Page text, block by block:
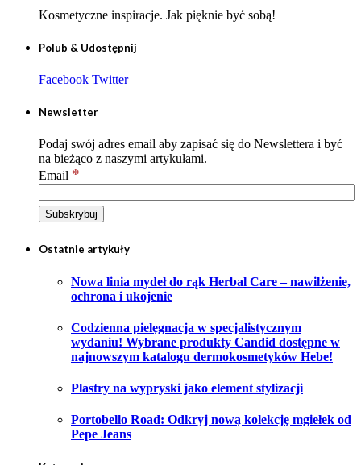
Kosmetyczne inspiracje. Jak pięknie być sobą!
Polub & Udostępnij
Facebook Twitter
Newsletter
Podaj swój adres email aby zapisać się do Newslettera i być
na bieżąco z naszymi artykułami.
Email *
Ostatnie artykuły
Nowa linia mydeł do rąk Herbal Care – nawilżenie,
ochrona i ukojenie
Codzienna pielęgnacja w specjalistycznym
wydaniu! Wybrane produkty Candid dostępne w
najnowszym katalogu dermokosmetyków Hebe!
Plastry na wypryski jako element stylizacji
Portobello Road: Odkryj nową kolekcję mgiełek od
Pepe Jeans